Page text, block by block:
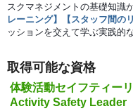
スクマネジメントの基礎知識
レーニング】【スタッフ間の
ッションを交えて学ぶ実践的
取得可能な資格
体験活動セイフティー
Activity Safety Leader